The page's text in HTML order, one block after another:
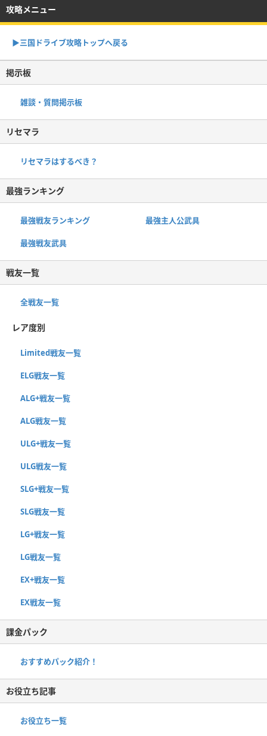
攻略メニュー
▶︎三国ドライブ攻略トップへ戻る
掲示板
雑談・質問掲示板
リセマラ
リセマラはするべき？
最強ランキング
最強戦友ランキング 最強主人公武具
最強戦友武具
戦友一覧
全戦友一覧
レア度別
Limited戦友一覧
ELG戦友一覧
ALG+戦友一覧
ALG戦友一覧
ULG+戦友一覧
ULG戦友一覧
SLG+戦友一覧
SLG戦友一覧
LG+戦友一覧
LG戦友一覧
EX+戦友一覧
EX戦友一覧
課金パック
おすすめパック紹介！
お役立ち記事
お役立ち一覧